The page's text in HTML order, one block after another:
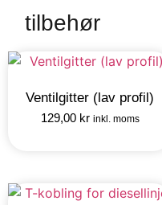
tilbehør
Ventilgitter (lav profil)
129,00 kr inkl. moms